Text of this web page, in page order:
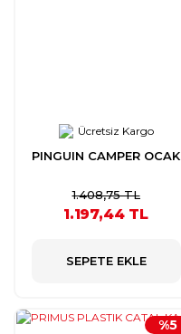
Ücretsiz Kargo
PINGUIN CAMPER OCAK
1.408,75 TL
1.197,44 TL
SEPETE EKLE
%5